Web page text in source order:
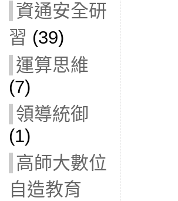
資通安全研
習 (39)
運算思維
(7)
領導統御
(1)
高師大數位
自造教育